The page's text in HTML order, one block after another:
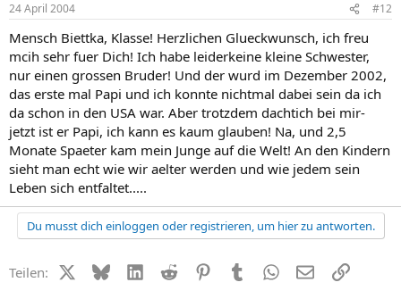
24 April 2004 #12
Mensch Biettka, Klasse! Herzlichen Glueckwunsch, ich freu
mcih sehr fuer Dich! Ich habe leiderkeine kleine Schwester,
nur einen grossen Bruder! Und der wurd im Dezember 2002,
das erste mal Papi und ich konnte nichtmal dabei sein da ich
da schon in den USA war. Aber trotzdem dachtich bei mir-
jetzt ist er Papi, ich kann es kaum glauben! Na, und 2,5
Monate Spaeter kam mein Junge auf die Welt! An den Kindern
sieht man echt wie wir aelter werden und wie jedem sein
Leben sich entfaltet.....
Du musst dich einloggen oder registrieren, um hier zu antworten.
Teilen: X (Twitter)
BlueskyLinkedIn
Reddit PinterestTumblr WhatsApp
E-MailLink